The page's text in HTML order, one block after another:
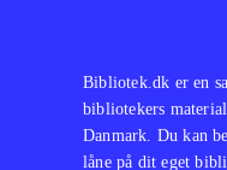
Bibliotek.dk er en
bibliotekers
Danmark. Du kan
låne på dit eget